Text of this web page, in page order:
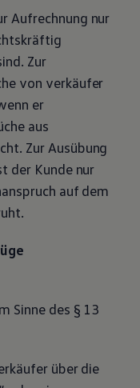
Aufrechnung nur
Zur
von verkäufer
er
aus
Zur Ausübung
der Kunde nur
auf dem
Sinne des § 13
über die